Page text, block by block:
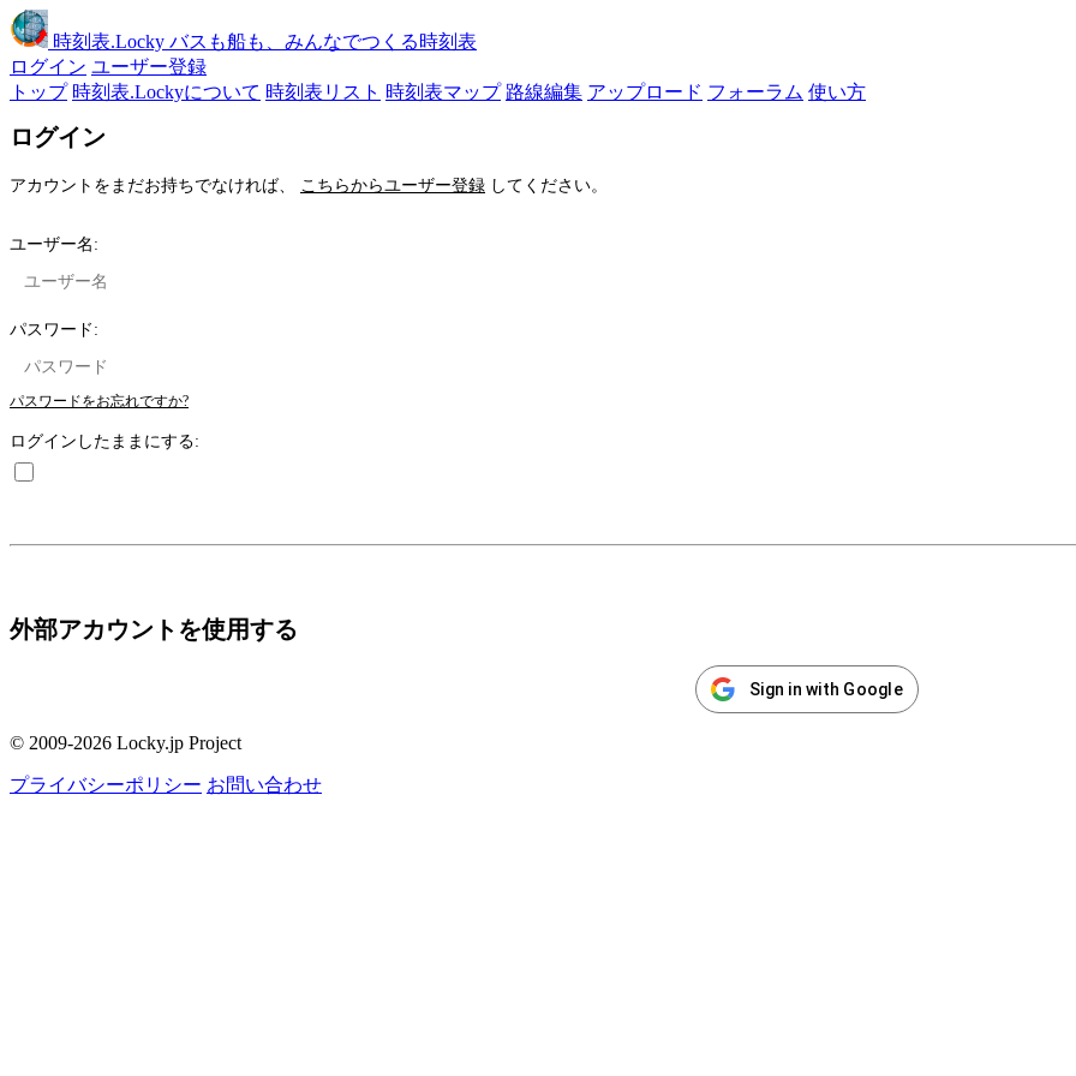
時刻表.Locky バスも船も、みんなでつくる時刻表
ログイン ユーザー登録
トップ 時刻表.Lockyについて 時刻表リスト 時刻表マップ 路線編集 アップロード フォーラム 使い方
ログイン
アカウントをまだお持ちでなければ、 こちらからユーザー登録 してください。
ユーザー名:
パスワード:
パスワードをお忘れですか?
ログインしたままにする:
外部アカウントを使用する
Sign in with Google
© 2009-2026 Locky.jp Project
プライバシーポリシー お問い合わせ